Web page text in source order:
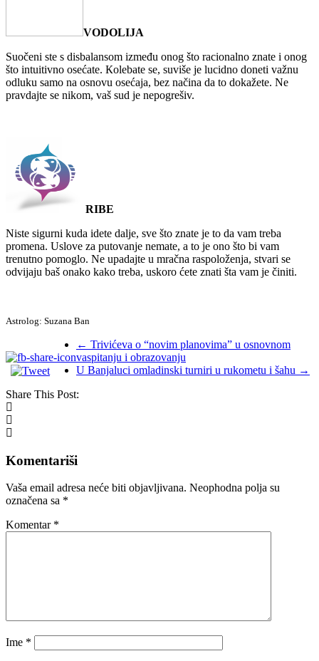
VODOLIJA
Suočeni ste s disbalansom između onog što racionalno znate i onog
što intuitivno osećate. Кolebate se, suviše je lucidno doneti važnu
odluku samo na osnovu osećaja, bez načina da to dokažete. Ne
pravdajte se nikom, vaš sud je nepogrešiv.
RIBE
Niste sigurni kuda idete dalje, sve što znate je to da vam treba
promena. Uslove za putovanje nemate, a to je ono što bi vam
trenutno pomoglo. Ne upadajte u mračna raspoloženja, stvari se
odvijaju baš onako kako treba, uskoro ćete znati šta vam je činiti.
Astrolog: Suzana Ban
← Trivićeva o “novim planovima” u osnovnom
vaspitanju i obrazovanju
U Banjaluci omladinski turniri u rukometu i šahu →
Share This Post:
Komentariši
Vaša email adresa neće biti objavljivana. Neophodna polja su
označena sa *
Komentar *
Ime *